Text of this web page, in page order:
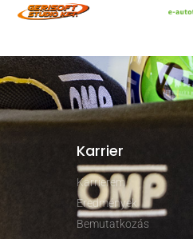
Karrier
Karrierem
Eredmények
Bemutatkozás